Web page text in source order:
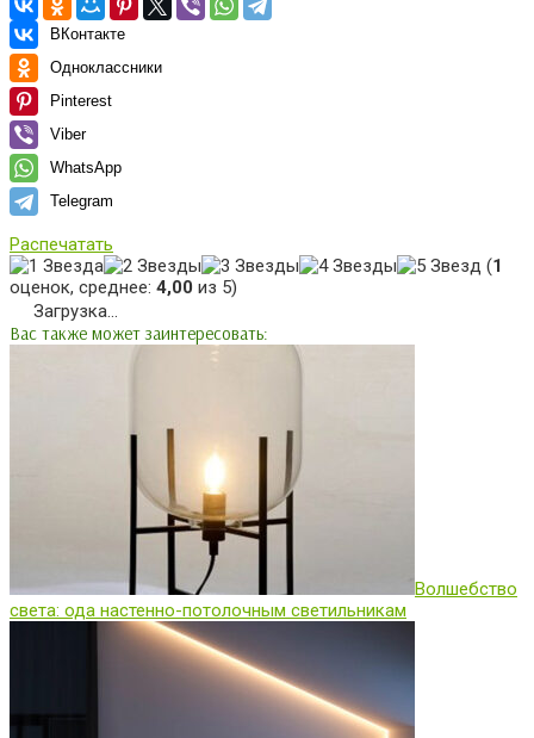
ВКонтакте
Одноклассники
Pinterest
Viber
WhatsApp
Telegram
Распечатать
(1
оценок, среднее: 4,00 из 5)
Загрузка...
Вас также может заинтересовать:
Волшебство
света: ода настенно-потолочным светильникам